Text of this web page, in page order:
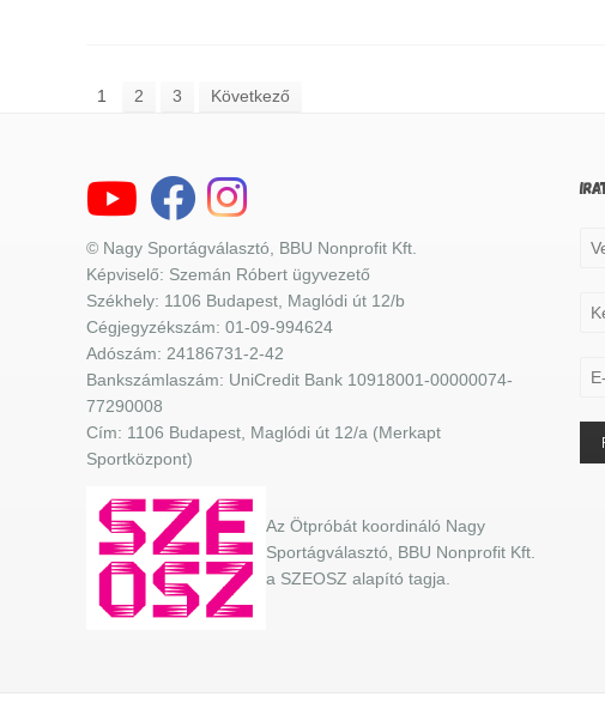
1 2 3 Következő
© Nagy Sportágválasztó, BBU Nonprofit Kft.
Képviselő: Szemán Róbert ügyvezető
Székhely: 1106 Budapest, Maglódi út 12/b
Cégjegyzékszám: 01-09-994624
Adószám: 24186731-2-42
Bankszámlaszám: UniCredit Bank 10918001-00000074-
77290008
Cím: 1106 Budapest, Maglódi út 12/a (Merkapt
Sportközpont)
Az Ötpróbát koordináló Nagy
Sportágválasztó, BBU Nonprofit Kft.
a SZEOSZ alapító tagja.